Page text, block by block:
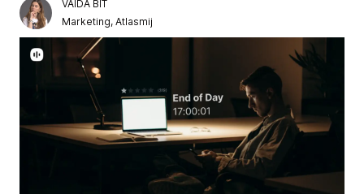
VAIDA BIT
Marketing, Atlasmij